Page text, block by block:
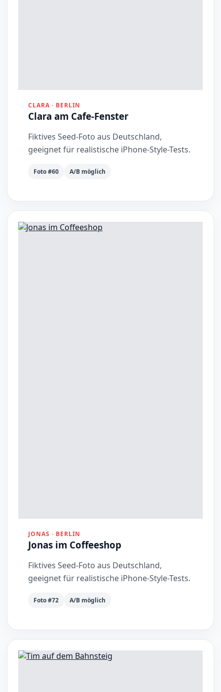
CLARA · BERLIN
Clara am Cafe-Fenster
Fiktives Seed-Foto aus Deutschland,
geeignet für realistische iPhone-Style-Tests.
Foto #60 A/B möglich
JONAS · BERLIN
Jonas im Coffeeshop
Fiktives Seed-Foto aus Deutschland,
geeignet für realistische iPhone-Style-Tests.
Foto #72 A/B möglich